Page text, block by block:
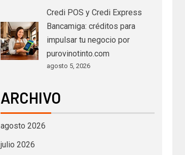
Credi POS y Credi Express
Bancamiga: créditos para
impulsar tu negocio por
purovinotinto.com
agosto 5, 2026
ARCHIVO
agosto 2026
julio 2026